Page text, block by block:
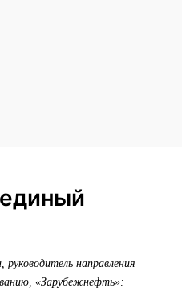
направления
«Зарубежнефть»: